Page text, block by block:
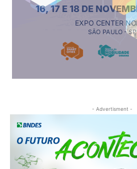
- Advertisment -